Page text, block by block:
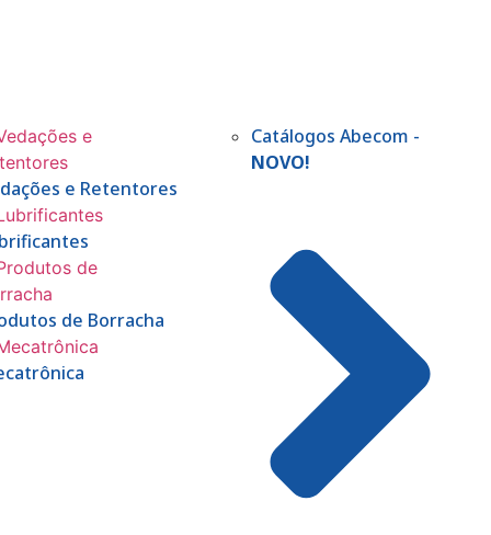
e Retentores
de Borracha
Catálogos Abecom -
NOVO!